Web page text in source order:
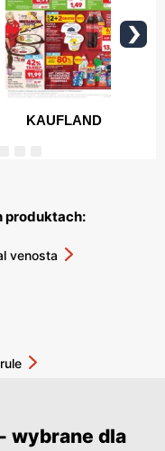
produktach:
venosta
wybrane dla